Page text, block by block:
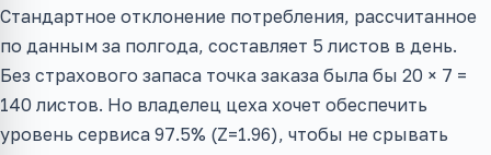
Стандартное отклонение потребления, рассчитанное
по данным за полгода, составляет 5 листов в день.
Без страхового запаса точка заказа была бы 20 × 7 =
140 листов. Но владелец цеха хочет обеспечить
уровень сервиса 97.5% (Z=1.96), чтобы не срывать